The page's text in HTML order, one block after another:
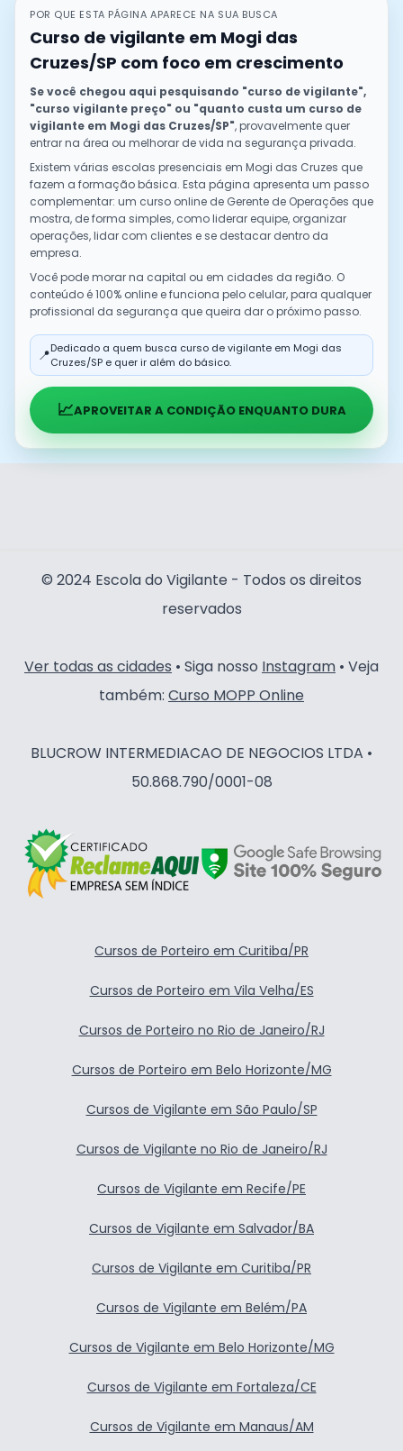
POR QUE ESTA PÁGINA APARECE NA SUA BUSCA
Curso de vigilante em Mogi das
Cruzes/SP com foco em crescimento
Se você chegou aqui pesquisando "curso de vigilante",
"curso vigilante preço" ou "quanto custa um curso de
vigilante em Mogi das Cruzes/SP", provavelmente quer
entrar na área ou melhorar de vida na segurança privada.
Existem várias escolas presenciais em Mogi das Cruzes que
fazem a formação básica. Esta página apresenta um passo
complementar: um curso online de Gerente de Operações que
mostra, de forma simples, como liderar equipe, organizar
operações, lidar com clientes e se destacar dentro da
empresa.
Você pode morar na capital ou em cidades da região. O
conteúdo é 100% online e funciona pelo celular, para qualquer
profissional da segurança que queira dar o próximo passo.
📍Dedicado a quem busca curso de vigilante em Mogi das
Cruzes/SP e quer ir além do básico.
📈APROVEITAR A CONDIÇÃO ENQUANTO DURA
© 2024 Escola do Vigilante - Todos os direitos
reservados
Ver todas as cidades • Siga nosso Instagram • Veja
também: Curso MOPP Online
BLUCROW INTERMEDIACAO DE NEGOCIOS LTDA •
50.868.790/0001-08
Cursos de Porteiro em Curitiba/PR
Cursos de Porteiro em Vila Velha/ES
Cursos de Porteiro no Rio de Janeiro/RJ
Cursos de Porteiro em Belo Horizonte/MG
Cursos de Vigilante em São Paulo/SP
Cursos de Vigilante no Rio de Janeiro/RJ
Cursos de Vigilante em Recife/PE
Cursos de Vigilante em Salvador/BA
Cursos de Vigilante em Curitiba/PR
Cursos de Vigilante em Belém/PA
Cursos de Vigilante em Belo Horizonte/MG
Cursos de Vigilante em Fortaleza/CE
Cursos de Vigilante em Manaus/AM